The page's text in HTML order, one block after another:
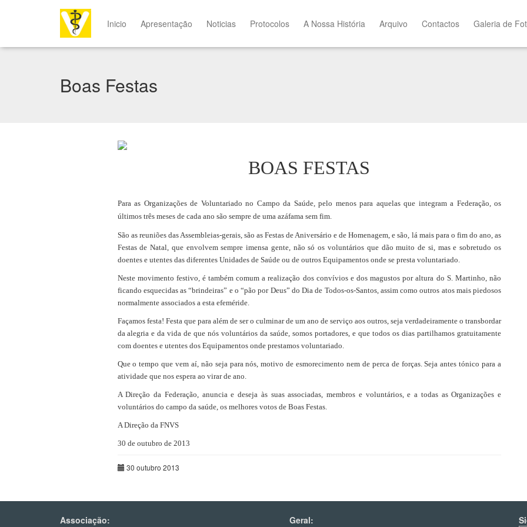
Inicio Apresentação Noticias Protocolos A Nossa História Arquivo Contactos Galeria de
Boas Festas
BOAS FESTAS
Para as Organizações de Voluntariado no Campo da Saúde, pelo menos para aquelas que integram a Federação, os
últimos três meses de cada ano são sempre de uma azáfama sem fim.
São as reuniões das Assembleias-gerais, são as Festas de Aniversário e de Homenagem, e são, lá mais para o fim do ano, as
Festas de Natal, que envolvem sempre imensa gente, não só os voluntários que dão muito de si, mas e sobretudo os
doentes e utentes das diferentes Unidades de Saúde ou de outros Equipamentos onde se presta voluntariado.
Neste movimento festivo, é também comum a realização dos convívios e dos magustos por altura do S. Martinho, não
ficando esquecidas as “brindeiras” e o “pão por Deus” do Dia de Todos-os-Santos, assim como outros atos mais piedosos
normalmente associados a esta efeméride.
Façamos festa! Festa que para além de ser o culminar de um ano de serviço aos outros, seja verdadeiramente o transbordar
da alegria e da vida de que nós voluntários da saúde, somos portadores, e que todos os dias partilhamos gratuitamente
com doentes e utentes dos Equipamentos onde prestamos voluntariado.
Que o tempo que vem aí, não seja para nós, motivo de esmorecimento nem de perca de forças. Seja antes tónico para a
atividade que nos espera ao virar de ano.
A Direção da Federação, anuncia e deseja às suas associadas, membros e voluntários, e a todas as Organizações e
voluntários do campo da saúde, os melhores votos de Boas Festas.
A Direção da FNVS
30 de outubro de 2013
30 outubro 2013
Associação:
Geral: